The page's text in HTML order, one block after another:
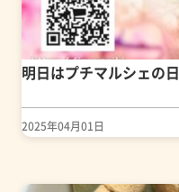
明日はプチマルシェの日
2025年04月01日